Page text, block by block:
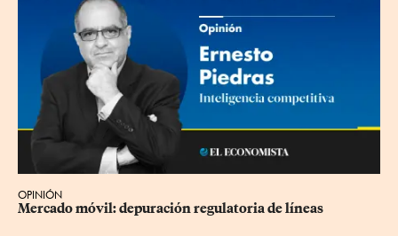
OPINIÓN
Mercado móvil: depuración regulatoria de líneas